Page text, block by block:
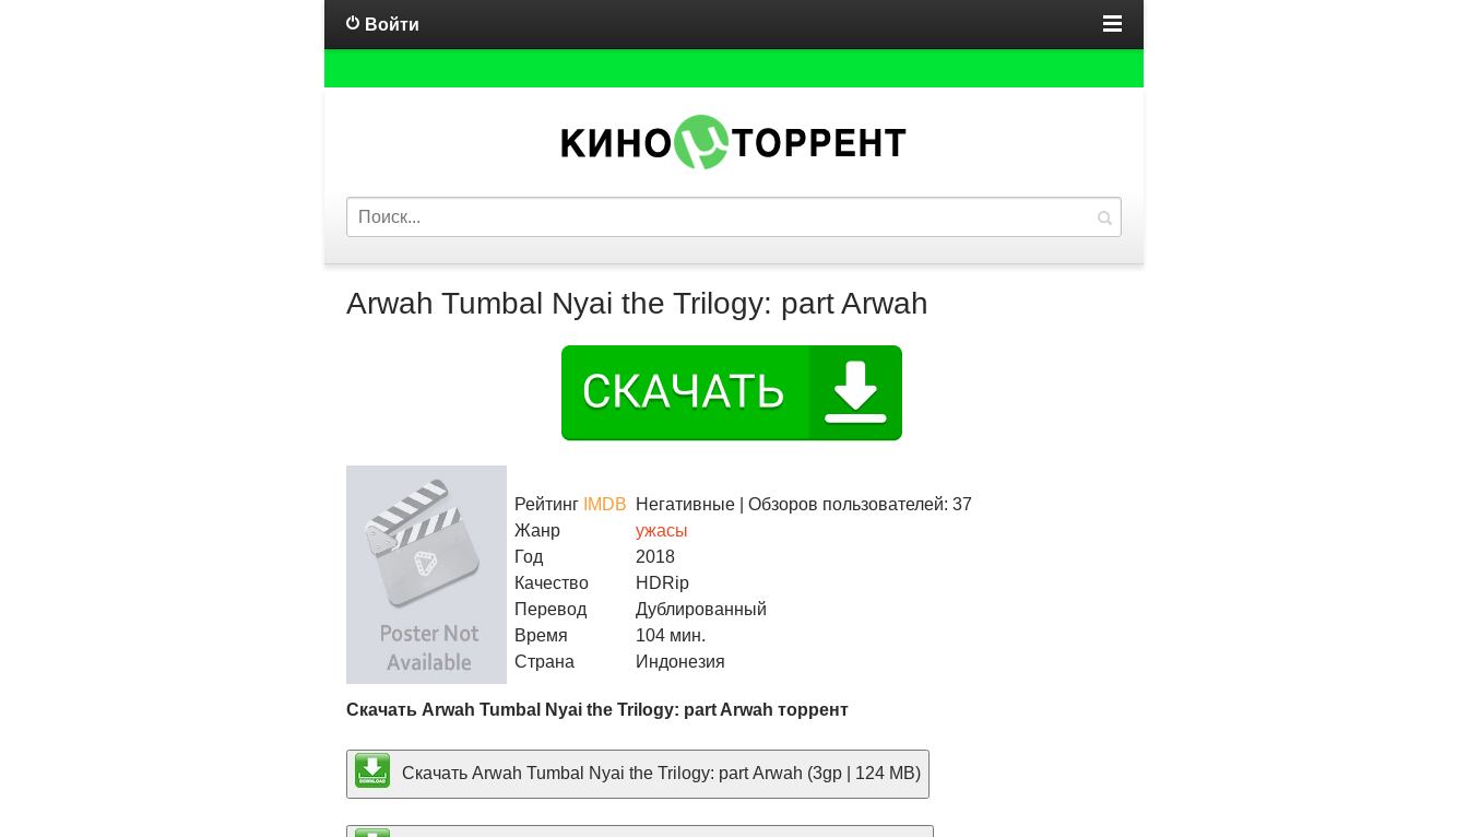
Войти
Arwah Tumbal Nyai the Trilogy: part Arwah
Рейтинг IMDB Негативные | Обзоров пользователей: 37
Жанр
ужасы
Год
2018
Качество
HDRip
Перевод
Дублированный
Время
104 мин.
Страна
Индонезия
Скачать Arwah Tumbal Nyai the Trilogy: part Arwah торрент
Скачать Arwah Tumbal Nyai the Trilogy: part Arwah (3gp | 124 MB)